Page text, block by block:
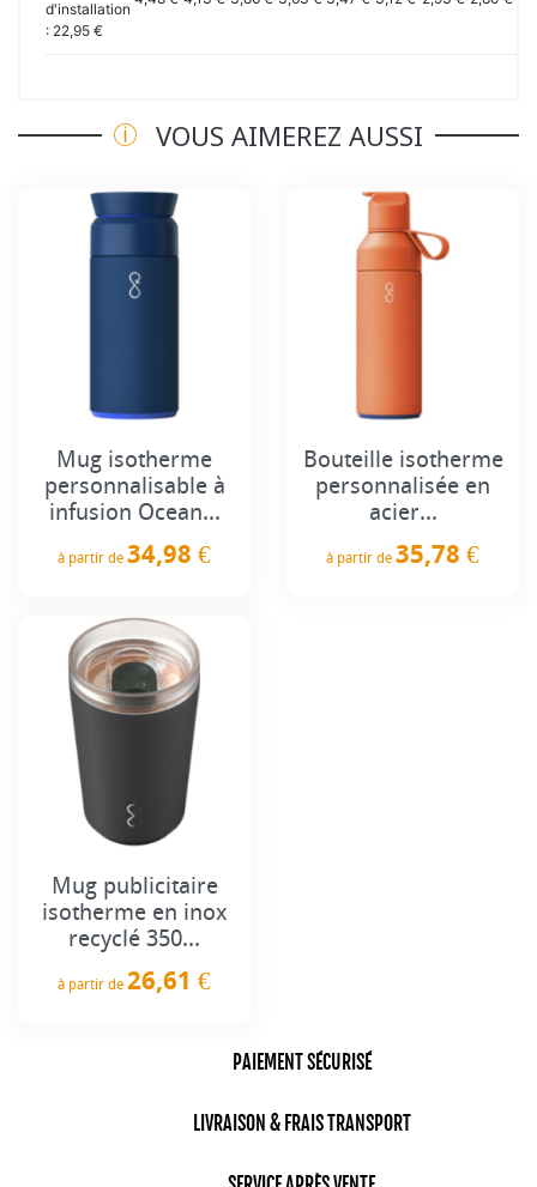
d'installation
: 22,95 €
VOUS AIMEREZ AUSSI
Mug isotherme
personnalisable à
infusion Ocean...
à partir de 34,98 €
Bouteille isotherme
personnalisée en
acier...
à partir de 35,78 €
Mug publicitaire
isotherme en inox
recyclé 350...
à partir de 26,61 €
PAIEMENT SÉCURISÉ
LIVRAISON & FRAIS TRANSPORT